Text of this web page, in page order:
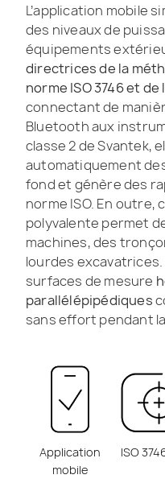
L’application mobile
des niveaux de
équipements
directrices de la
norme ISO 3746 et
connectant de
Bluetooth aux
classe 2 de Svantek,
automatiquement
fond et génère des
norme ISO. En outre,
polyvalente permet
machines, des
lourdes
surfaces de mesure
parallélépipédiques
sans effort pendant
Application
mobile
ISO